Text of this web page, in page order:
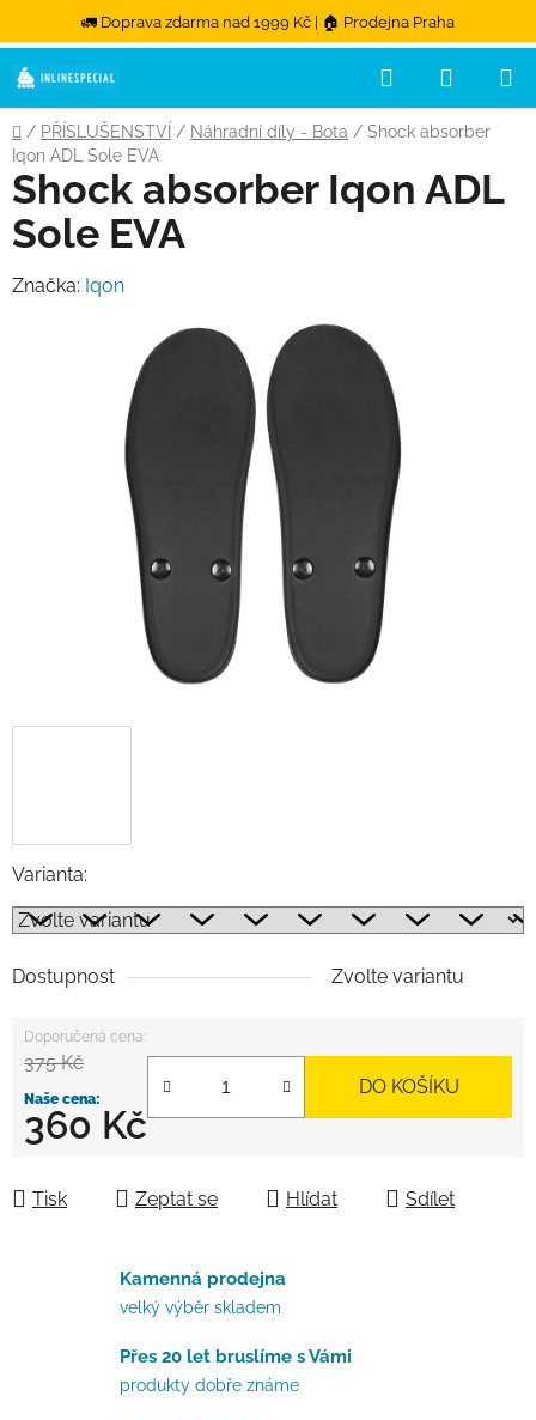
🚛 Doprava zdarma nad 1999 Kč | 🏠 Prodejna Praha
Přejít na obsah
Hledat
Domů
/ PŘÍSLUŠENSTVÍ / Náhradní díly - Bota / Shock absorber
Iqon ADL Sole EVA
Varianta:
Dostupnost Zvolte variantu
375 Kč
360 Kč
DO KOŠÍKU
Tisk Zeptat se Hlídat Sdílet
Shock absorber Iqon ADL
Sole EVA
Značka: Iqon
Kamenná prodejna
velký výběr skladem
Přes 20 let bruslíme s Vámi
produkty dobře známe